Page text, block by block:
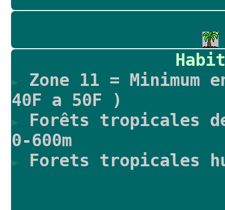
Zone 11 = Minimum
40F a 50F )
Forêts tropicales
0-600m
Forets tropicales